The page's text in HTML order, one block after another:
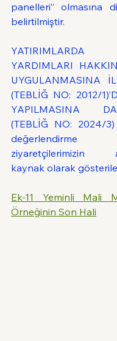
panelleri” olmasına
belirtilmiştir.
YARDIMLARI
UYGULANMASINA
(TEBLİĞ NO: 2012/
YAPILMASINA
(TEBLİĞ NO: 2024/
ziyaretçilerimizin
kaynak olarak
Ek-11 Yeminli Mali
Örneğinin Son Hali